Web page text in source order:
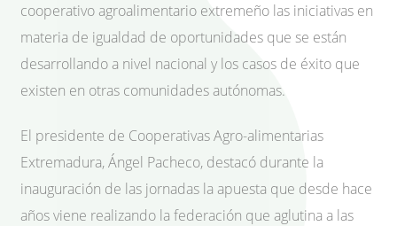
cooperativo agroalimentario extremeño las iniciativas en
materia de igualdad de oportunidades que se están
desarrollando a nivel nacional y los casos de éxito que
existen en otras comunidades autónomas.
El presidente de Cooperativas Agro-alimentarias
Extremadura, Ángel Pacheco, destacó durante la
inauguración de las jornadas la apuesta que desde hace
años viene realizando la federación que aglutina a las